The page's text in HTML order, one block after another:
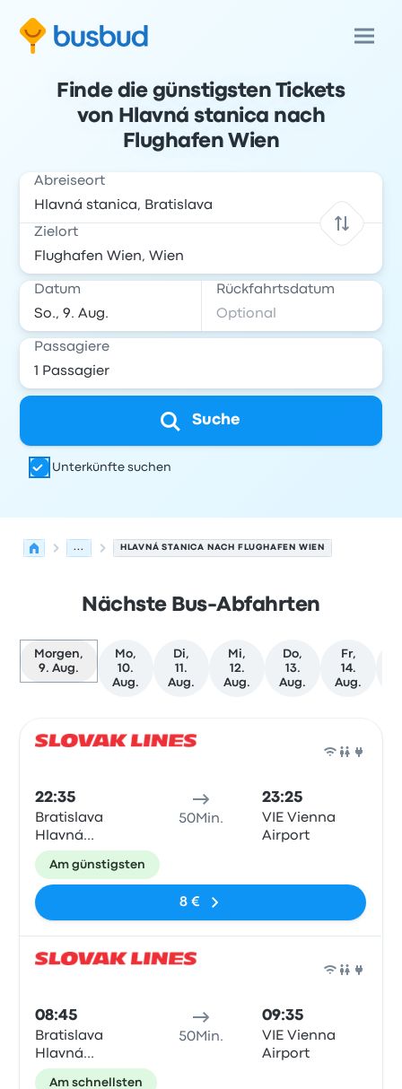
Finde die günstigsten Tickets
von Hlavná stanica nach
Flughafen Wien
Abreiseort
Zielort
Datum Rückfahrtsdatum
Passagiere
Suche
Unterkünfte suchen
... HLAVNÁ STANICA NACH FLUGHAFEN WIEN
Nächste Bus-Abfahrten
Morgen,
9. Aug.
Mo,
10.
Aug.
Di,
11.
Aug.
Mi,
12.
Aug.
Do,
13.
Aug.
Fr,
14.
Aug.
22:35
Bratislava
Hlavná
Stanica
50Min.
23:25
VIE Vienna
Airport
Am günstigsten
8 €
08:45
Bratislava
Hlavná
Stanica
50Min.
09:35
VIE Vienna
Airport
Am schnellsten